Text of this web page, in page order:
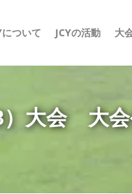
について JCYの活動 大
大会 大